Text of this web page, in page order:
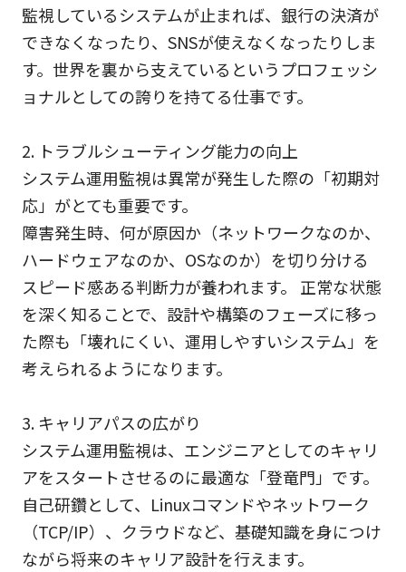
監視しているシステムが止まれば、銀行の決済が
できなくなったり、SNSが使えなくなったりしま
す。世界を裏から支えているというプロフェッシ
ョナルとしての誇りを持てる仕事です。
2. トラブルシューティング能力の向上
システム運用監視は異常が発生した際の「初期対
応」がとても重要です。
障害発生時、何が原因か（ネットワークなのか、
ハードウェアなのか、OSなのか）を切り分ける
スピード感ある判断力が養われます。 正常な状態
を深く知ることで、設計や構築のフェーズに移っ
た際も「壊れにくい、運用しやすいシステム」を
考えられるようになります。
3. キャリアパスの広がり
システム運用監視は、エンジニアとしてのキャリ
アをスタートさせるのに最適な「登竜門」です。
自己研鑽として、Linuxコマンドやネットワーク
（TCP/IP）、クラウドなど、基礎知識を身につけ
ながら将来のキャリア設計を行えます。